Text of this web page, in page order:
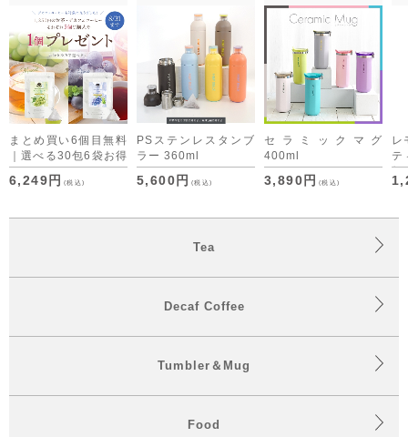
まとめ買い6個目無料
｜選べる30包6袋お得
セット デカフェコー
ヒーも仲間入り
6,249円 (税込)
PSステンレスタンブ
ラー 360ml
5,600円 (税込)
セラミックマグ
400ml
3,890円 (税込)
レ
テ
便
Tea
Decaf Coffee
Tumbler＆Mug
Food